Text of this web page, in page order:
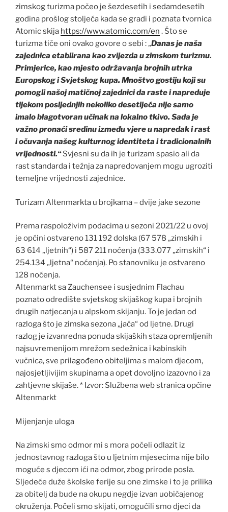
zimskog turizma počeo je šezdesetih i sedamdesetih
godina prošlog stoljeća kada se gradi i poznata tvornica
Atomic skija https://www.atomic.com/en . Što se
turizma tiče oni ovako govore o sebi : „Danas je naša
zajednica etablirana kao zvijezda u zimskom turizmu.
Primjerice, kao mjesto održavanja brojnih utrka
Europskog i Svjetskog kupa. Mnoštvo gostiju koji su
pomogli našoj matičnoj zajednici da raste i napreduje
tijekom posljednjih nekoliko desetljeća nije samo
imalo blagotvoran učinak na lokalno tkivo. Sada je
važno pronaći sredinu između vjere u napredak i rast
i očuvanja našeg kulturnog identiteta i tradicionalnih
vrijednosti.“Svjesni su da ih je turizam spasio ali da
rast standarda i težnja za napredovanjem mogu ugroziti
temeljne vrijednosti zajednice.
Turizam Altenmarkta u brojkama – dvije jake sezone
Prema raspoloživim podacima u sezoni 2021/22 u ovoj
je općini ostvareno 131 192 dolska (67 578 „zimskih i
63 614 „ljetnih“) i 587 211 noćenja (333.077 „zimskih“ i
254.134 „ljetna“ noćenja). Po stanovniku je ostvareno
128 noćenja.
Altenmarkt sa Zauchensee i susjednim Flachau
poznato odredište svjetskog skijaškog kupa i brojnih
drugih natjecanja u alpskom skijanju. To je jedan od
razloga što je zimska sezona „jača“ od ljetne. Drugi
razlog je izvanredna ponuda skijaških staza opremljenih
najsuvremenijom mrežom sedežnica i kabinskih
vučnica, sve prilagođeno obiteljima s malom djecom,
najosjetljivijim skupinama a opet dovoljno izazovno i za
zahtjevne skijaše. * Izvor: Službena web stranica općine
Altenmarkt
Mijenjanje uloga
Na zimski smo odmor mi s mora počeli odlazit iz
jednostavnog razloga što u ljetnim mjesecima nije bilo
moguće s djecom ići na odmor, zbog prirode posla.
Sljedeće duže školske ferije su one zimske i to je prilika
za obitelj da bude na okupu negdje izvan uobičajenog
okruženja. Počeli smo skijati, omogućili smo djeci da